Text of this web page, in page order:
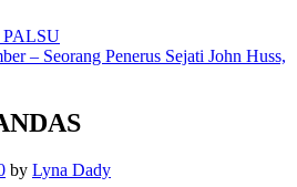
– Seorang Penerus Sejati John Huss,
by Lyna Dady